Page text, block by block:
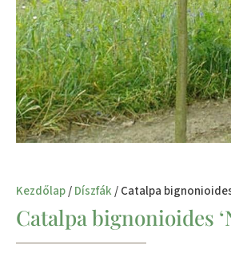
Kezdőlap/Díszfák/ Catalpa bignonioides
Catalpa bignonioides